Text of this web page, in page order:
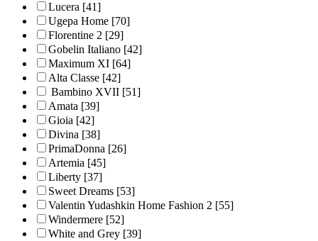
Lucera [41]
Ugepa Home [70]
Florentine 2 [29]
Gobelin Italiano [42]
Maximum XI [64]
Alta Classe [42]
Bambino XVII [51]
Amata [39]
Gioia [42]
Divina [38]
PrimaDonna [26]
Artemia [45]
Liberty [37]
Sweet Dreams [53]
Valentin Yudashkin Home Fashion 2 [55]
Windermere [52]
White and Grey [39]